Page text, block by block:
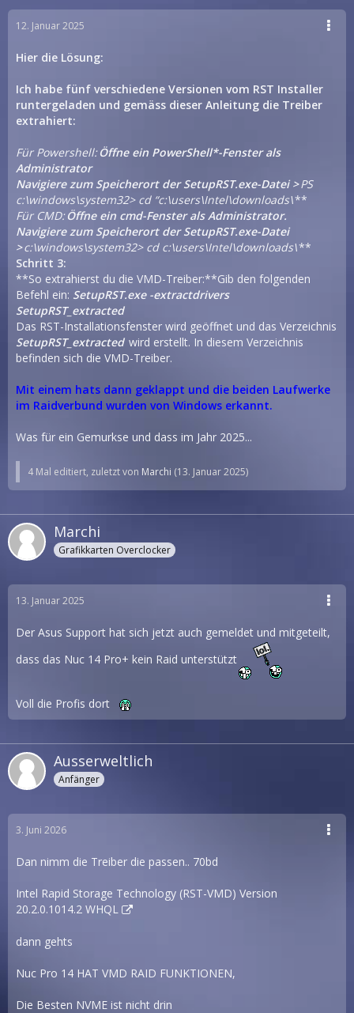
12. Januar 2025
Hier die Lösung:
Ich habe fünf verschiedene Versionen vom RST Installer
runtergeladen und gemäss dieser Anleitung die Treiber
extrahiert:
Für Powershell: Öffne ein PowerShell*-Fenster als
Administrator
Navigiere zum Speicherort der SetupRST.exe-Datei >PS
c:\windows\system32> cd “c:\users\Intel\downloads\**
Für CMD: Öffne ein cmd-Fenster als Administrator.
Navigiere zum Speicherort der SetupRST.exe-Datei
>c:\windows\system32> cd c:\users\Intel\downloads\**
Schritt 3:
**So extrahierst du die VMD-Treiber:**Gib den folgenden
Befehl ein: SetupRST.exe -extractdrivers
SetupRST_extracted
Das RST-Installationsfenster wird geöffnet und das Verzeichnis
SetupRST_extracted wird erstellt. In diesem Verzeichnis
befinden sich die VMD-Treiber.
Mit einem hats dann geklappt und die beiden Laufwerke
im Raidverbund wurden von Windows erkannt.
Was für ein Gemurkse und dass im Jahr 2025...
4 Mal editiert, zuletzt von Marchi (13. Januar 2025)
Marchi
Grafikkarten Overclocker
13. Januar 2025
Der Asus Support hat sich jetzt auch gemeldet und mitgeteilt,
dass das Nuc 14 Pro+ kein Raid unterstützt
Voll die Profis dort
Ausserweltlich
Anfänger
3. Juni 2026
Dan nimm die Treiber die passen.. 70bd
Intel Rapid Storage Technology (RST-VMD) Version
20.2.0.1014.2 WHQL
dann gehts
Nuc Pro 14 HAT VMD RAID FUNKTIONEN,
Die Besten NVME ist nicht drin